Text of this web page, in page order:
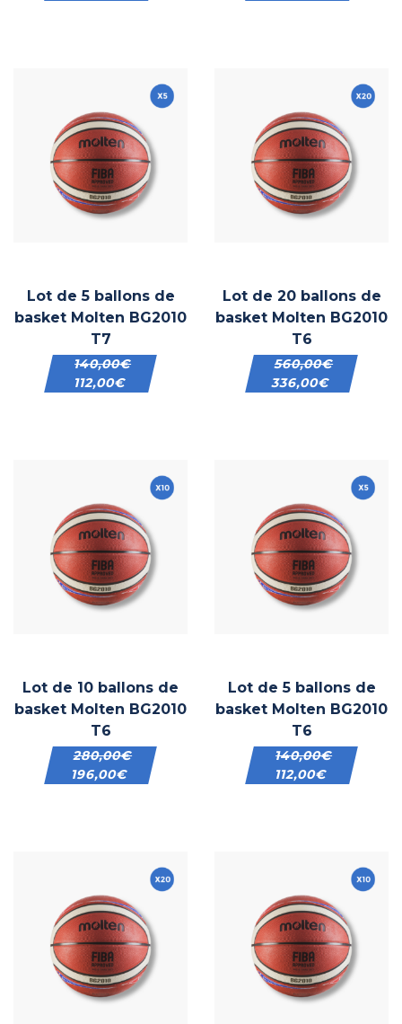
Lot de 5 ballons de
basket Molten BG2010
T7
140,00€
112,00€
Lot de 20 ballons de
basket Molten BG2010
T6
560,00€
336,00€
Lot de 10 ballons de
basket Molten BG2010
T6
280,00€
196,00€
Lot de 5 ballons de
basket Molten BG2010
T6
140,00€
112,00€